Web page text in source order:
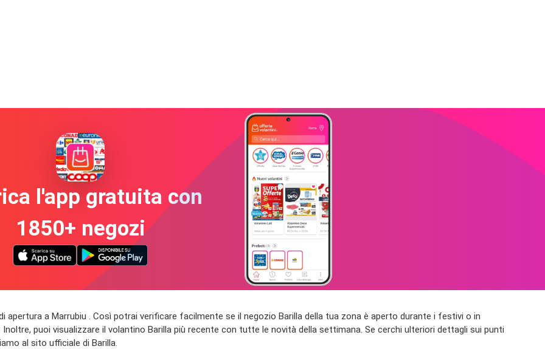
l'app gratuita con
1850+ negozi
apertura a Marrubiu . Così potrai verificare facilmente se il negozio Barilla della tua zona è aperto durante i festivi o in
puoi visualizzare il volantino Barilla più recente con tutte le novità della settimana. Se cerchi ulteriori dettagli sui punti
al sito ufficiale di Barilla.